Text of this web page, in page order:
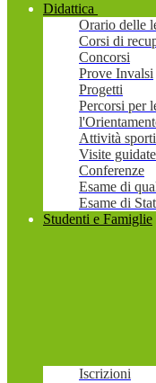
Didattica
Orario delle
Corsi di
Concorsi
Prove Invalsi
Progetti
Percorsi per
Attività
Visite
Conferenze
Esame di
Esame di
Studenti e Famiglie
Iscrizioni